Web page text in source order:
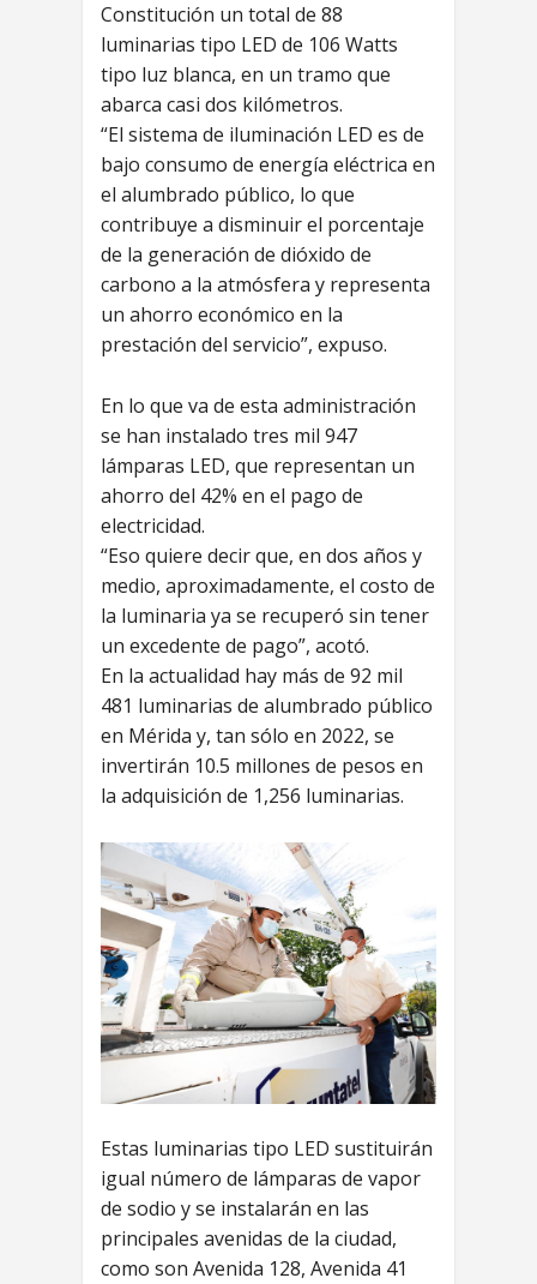
Constitución un total de 88
luminarias tipo LED de 106 Watts
tipo luz blanca, en un tramo que
abarca casi dos kilómetros.
“El sistema de iluminación LED es de
bajo consumo de energía eléctrica en
el alumbrado público, lo que
contribuye a disminuir el porcentaje
de la generación de dióxido de
carbono a la atmósfera y representa
un ahorro económico en la
prestación del servicio”, expuso.
En lo que va de esta administración
se han instalado tres mil 947
lámparas LED, que representan un
ahorro del 42% en el pago de
electricidad.
“Eso quiere decir que, en dos años y
medio, aproximadamente, el costo de
la luminaria ya se recuperó sin tener
un excedente de pago”, acotó.
En la actualidad hay más de 92 mil
481 luminarias de alumbrado público
en Mérida y, tan sólo en 2022, se
invertirán 10.5 millones de pesos en
la adquisición de 1,256 luminarias.
Estas luminarias tipo LED sustituirán
igual número de lámparas de vapor
de sodio y se instalarán en las
principales avenidas de la ciudad,
como son Avenida 128, Avenida 41